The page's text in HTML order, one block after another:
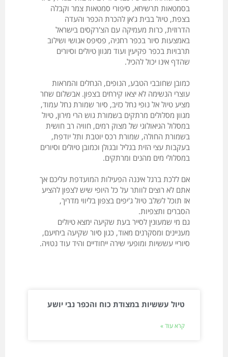
בסמטאות תרשיחא, סיפורי סמטאות צמר וקבלה
בצפת, טיול בבית ג'אן להכרת הכפר והעדה
הדרוזית, כרות מעמיקה עם הצ'רקסים בישראל
באמצעות סיור בכפר רחניה, פסיפס אנושי ושילוב
תרבויות בכפר פקיעין ועוד מגוון טיולים וסיורים
שהדף אינו יכול להכיל.
כמובן שחובבי הטבע, הנופים, הנחלים והמראות
עוצרי הנשימה לא יצאו קירחים בצפון. אבשלום שחר
מציע טיול אל נופי נחל כזיב, סיור שמורת נחל עמוד,
מגוון מסלולים מרתקים בשמורת גוש הרי מירון, טיול
במסלול הגיאולוגי של מצוק רמים, חוויה רב חושית
בשמורת החולה, שמורת רכס יוטבת ותל יודפת,
בעקבות עצי הזית בגליל ובגולן וכמובן טיולים וסיורים
במסלולי מים מהנים ומרתקים.
אם ללכת ברגל איננה הפעילות המועדפת עליכם אך
אתם לא רוצים לוותר על כל היופי שיש לצפון להציע
אז תוכל לשלב טיול ג'יפים בצפון בליווי מדריך,
הסברים ותצפיות.
גם מי שמעונין לסייר בעת שקיעה ימצא טיולים
מעניינים ומסקרנים מאוד, כגון סיור שקיעה ביחיעם,
סיוריי עששיות ומופעי שירה ייחודיים והיד עוד נטויה.
טיול עששיות במצודת כוח והכפר נבי יושע
קרא עוד »